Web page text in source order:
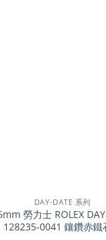
DAY-DATE 系列
勞力士 ROLEX
128235-0041 鑲鑽赤鐵